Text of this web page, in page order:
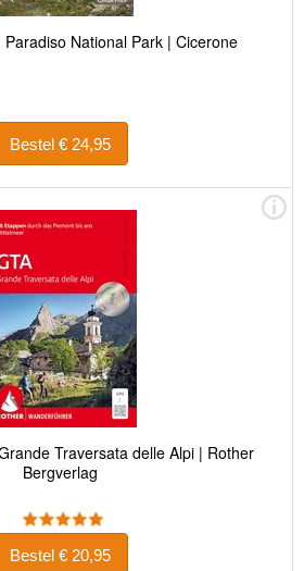
National Park | Cicerone
Bestel € 24,95
Traversata delle Alpi | Rother
Bergverlag
Bestel € 20,95